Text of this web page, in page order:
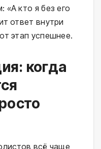
«А кто я без его
ответ внутри
этап успешнее.
когда
всё чаще